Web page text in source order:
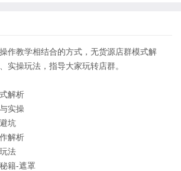
作教学相结合的方式，无货源店群模式解
实操玩法，指导大家玩转店群。
解析
实操
坑
解析
法
籍-遮罩